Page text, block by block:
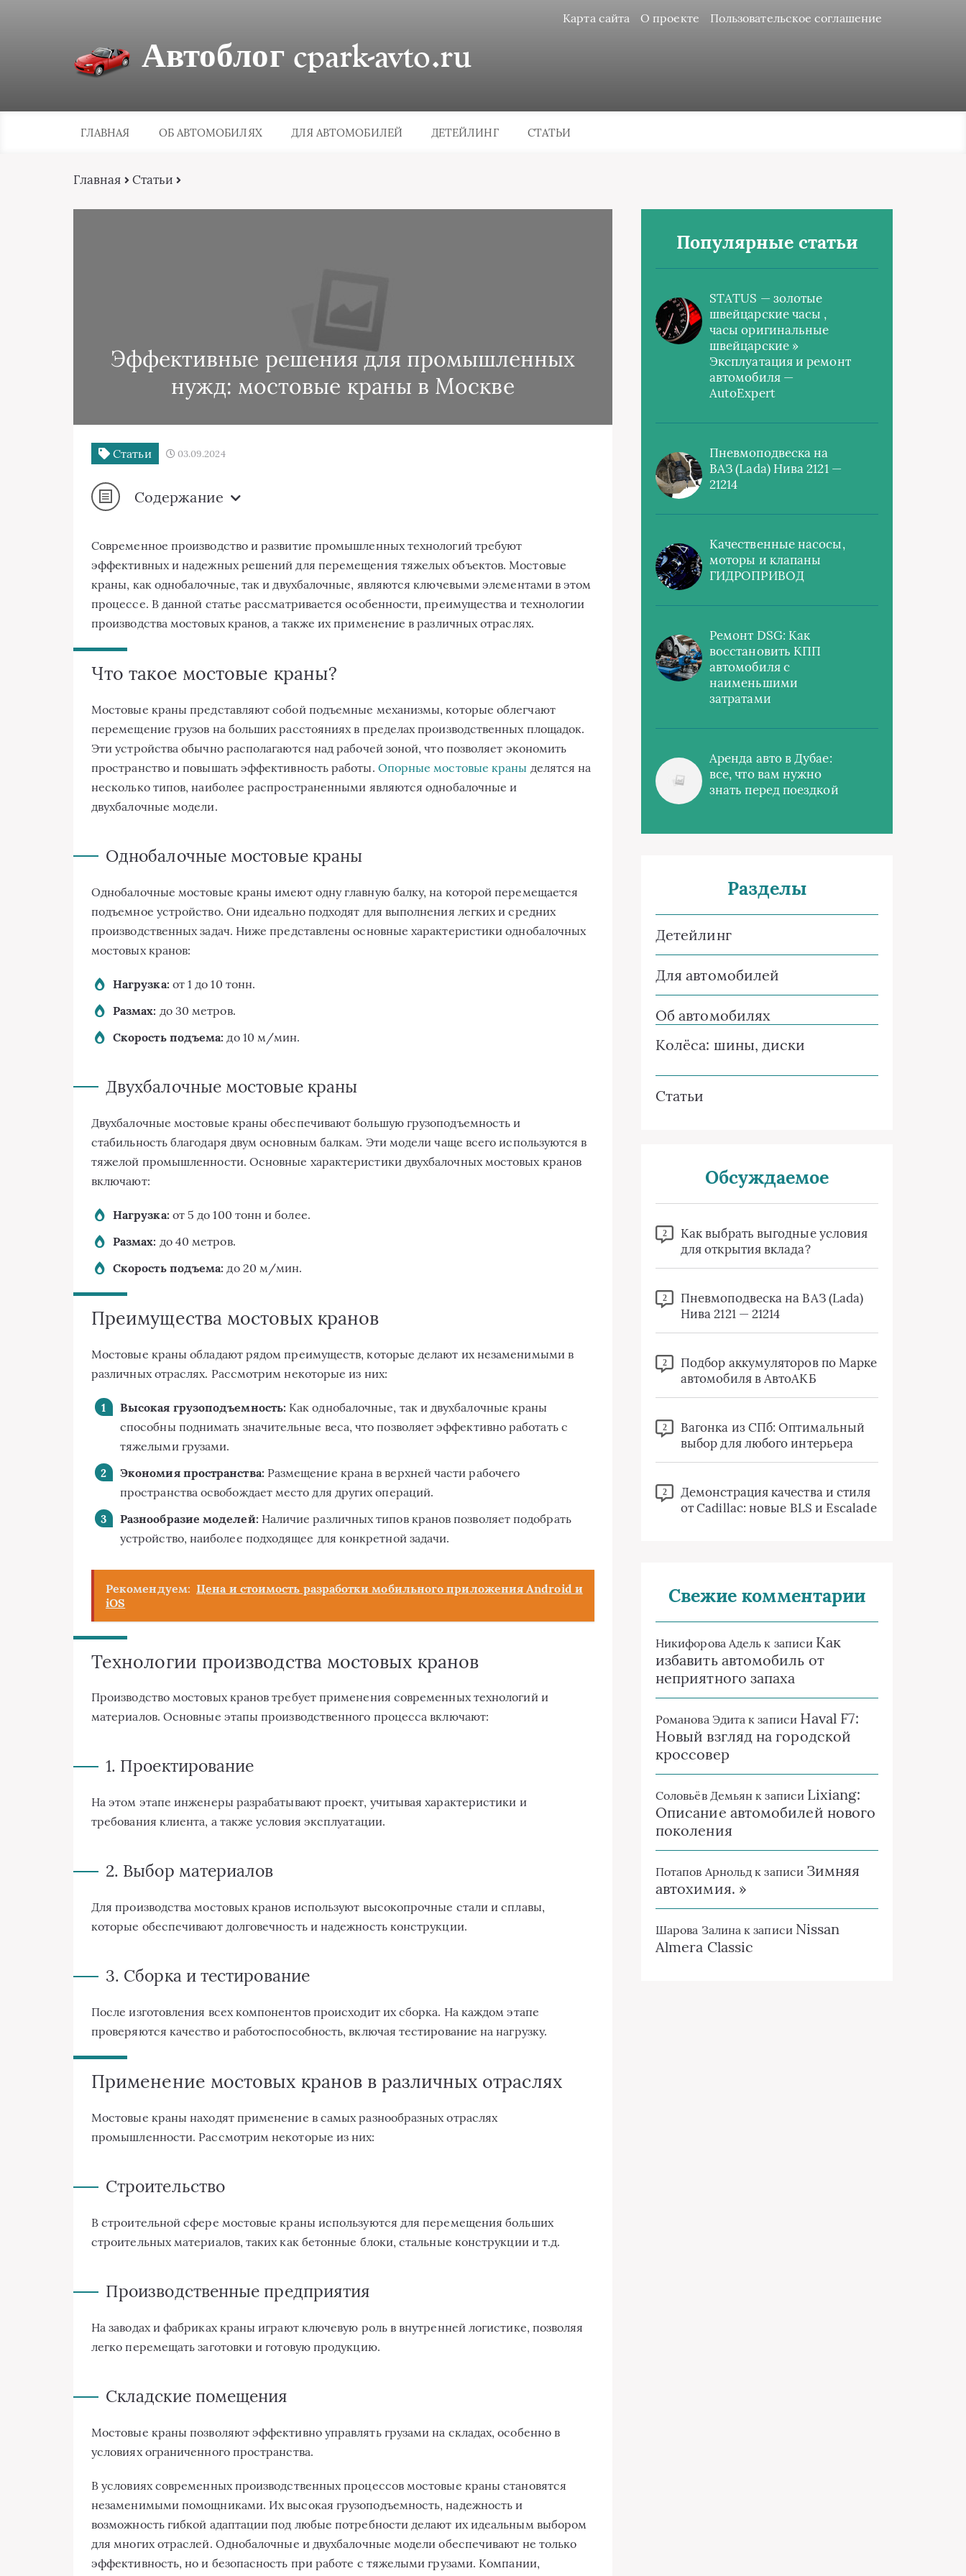
Карта сайта О проекте Пользовательское соглашение
Автоблог cpark-avto.ru
ГЛАВНАЯ ОБ АВТОМОБИЛЯХ ДЛЯ АВТОМОБИЛЕЙ ДЕТЕЙЛИНГ СТАТЬИ
Главная Статьи
Эффективные решения для промышленных
нужд: мостовые краны в Москве
Статьи 03.09.2024
Содержание
Современное производство и развитие промышленных технологий требуют
эффективных и надежных решений для перемещения тяжелых объектов. Мостовые
краны, как однобалочные, так и двухбалочные, являются ключевыми элементами в этом
процессе. В данной статье рассматривается особенности, преимущества и технологии
производства мостовых кранов, а также их применение в различных отраслях.
Что такое мостовые краны?
Мостовые краны представляют собой подъемные механизмы, которые облегчают
перемещение грузов на больших расстояниях в пределах производственных площадок.
Эти устройства обычно располагаются над рабочей зоной, что позволяет экономить
пространство и повышать эффективность работы. Опорные мостовые краны делятся на
несколько типов, наиболее распространенными являются однобалочные и
двухбалочные модели.
Однобалочные мостовые краны
Однобалочные мостовые краны имеют одну главную балку, на которой перемещается
подъемное устройство. Они идеально подходят для выполнения легких и средних
производственных задач. Ниже представлены основные характеристики однобалочных
мостовых кранов:
Нагрузка: от 1 до 10 тонн.
Размах: до 30 метров.
Скорость подъема: до 10 м/мин.
Двухбалочные мостовые краны
Двухбалочные мостовые краны обеспечивают большую грузоподъемность и
стабильность благодаря двум основным балкам. Эти модели чаще всего используются в
тяжелой промышленности. Основные характеристики двухбалочных мостовых кранов
включают:
Нагрузка: от 5 до 100 тонн и более.
Размах: до 40 метров.
Скорость подъема: до 20 м/мин.
Преимущества мостовых кранов
Мостовые краны обладают рядом преимуществ, которые делают их незаменимыми в
различных отраслях. Рассмотрим некоторые из них:
Высокая грузоподъемность: Как однобалочные, так и двухбалочные краны
способны поднимать значительные веса, что позволяет эффективно работать с
тяжелыми грузами.
Экономия пространства: Размещение крана в верхней части рабочего
пространства освобождает место для других операций.
Разнообразие моделей: Наличие различных типов кранов позволяет подобрать
устройство, наиболее подходящее для конкретной задачи.
Рекомендуем: Цена и стоимость разработки мобильного приложения Android и
iOS
Технологии производства мостовых кранов
Производство мостовых кранов требует применения современных технологий и
материалов. Основные этапы производственного процесса включают:
1. Проектирование
На этом этапе инженеры разрабатывают проект, учитывая характеристики и
требования клиента, а также условия эксплуатации.
2. Выбор материалов
Для производства мостовых кранов используют высокопрочные стали и сплавы,
которые обеспечивают долговечность и надежность конструкции.
3. Сборка и тестирование
После изготовления всех компонентов происходит их сборка. На каждом этапе
проверяются качество и работоспособность, включая тестирование на нагрузку.
Применение мостовых кранов в различных отраслях
Мостовые краны находят применение в самых разнообразных отраслях
промышленности. Рассмотрим некоторые из них:
Строительство
В строительной сфере мостовые краны используются для перемещения больших
строительных материалов, таких как бетонные блоки, стальные конструкции и т.д.
Производственные предприятия
На заводах и фабриках краны играют ключевую роль в внутренней логистике, позволяя
легко перемещать заготовки и готовую продукцию.
Складские помещения
Мостовые краны позволяют эффективно управлять грузами на складах, особенно в
условиях ограниченного пространства.
В условиях современных производственных процессов мостовые краны становятся
незаменимыми помощниками. Их высокая грузоподъемность, надежность и
возможность гибкой адаптации под любые потребности делают их идеальным выбором
для многих отраслей. Однобалочные и двухбалочные модели обеспечивают не только
эффективность, но и безопасность при работе с тяжелыми грузами. Компании,
Популярные статьи
STATUS — золотые
швейцарские часы ,
часы оригинальные
швейцарские »
Эксплуатация и ремонт
автомобиля —
AutoExpert
Пневмоподвеска на
ВАЗ (Lada) Нива 2121 —
21214
Качественные насосы,
моторы и клапаны
ГИДРОПРИВОД
Ремонт DSG: Как
восстановить КПП
автомобиля с
наименьшими
затратами
Аренда авто в Дубае:
все, что вам нужно
знать перед поездкой
Разделы
Детейлинг
Для автомобилей
Об автомобилях
Колёса: шины, диски
Статьи
Обсуждаемое
2
Как выбрать выгодные условия
для открытия вклада?
2
Пневмоподвеска на ВАЗ (Lada)
Нива 2121 — 21214
2
Подбор аккумуляторов по Марке
автомобиля в АвтоАКБ
2
Вагонка из СПб: Оптимальный
выбор для любого интерьера
2
Демонстрация качества и стиля
от Cadillac: новые BLS и Escalade
Свежие комментарии
Никифорова Адель к записи Как
избавить автомобиль от
неприятного запаха
Романова Эдита к записи Haval F7:
Новый взгляд на городской
кроссовер
Соловьёв Демьян к записи Lixiang:
Описание автомобилей нового
поколения
Потапов Арнольд к записи Зимняя
автохимия. »
Шарова Залина к записи Nissan
Almera Classic